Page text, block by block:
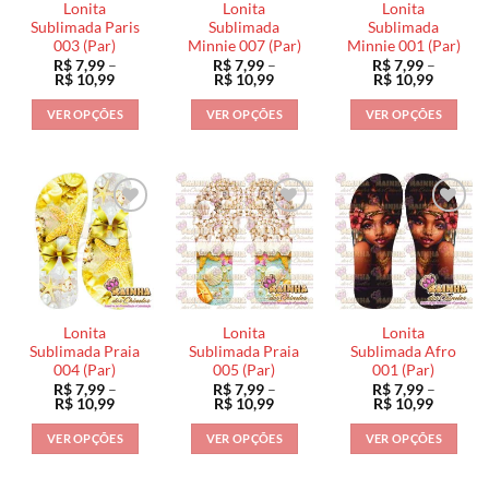
Lonita
Sublimada Paris
003 (Par)
R$7,99 –
R$ 10,99Faixa
preço:
R$ 7,99
através
VER OPÇÕES
tem
várias
variantes.
As
opções
podem
ser
escolhidas
na
página
do
produto
Lonita
Sublimada
Minnie 007 (Par)
R$7,99 –
R$ 10,99Faixa
preço:
R$ 7,99
através
VER OPÇÕES
tem
várias
variantes.
As
opções
podem
ser
escolhidas
na
página
do
produto
Lonita
Sublimada
Minnie 001 (Par)
R$7,99 –
R$ 10,99Faixa
preço:
R$ 7,99
através
VER OPÇÕES
tem
várias
variantes.
As
opções
podem
ser
escolhidas
na
página
do
produto
Lonita
Sublimada Praia
004 (Par)
R$7,99 –
R$ 10,99Faixa
preço:
R$ 7,99
através
VER OPÇÕES
Lonita
Sublimada Praia
005 (Par)
R$7,99 –
R$ 10,99Faixa
preço:
R$ 7,99
através
VER OPÇÕES
Lonita
Sublimada Afro
001 (Par)
R$7,99 –
R$ 10,99Faixa
preço:
R$ 7,99
através
VER OPÇÕES